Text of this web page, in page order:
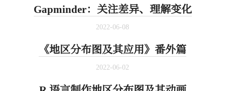
Gapminder：关注差异、理解变化
2022-06-08
《地区分布图及其应用》番外篇
2022-06-02